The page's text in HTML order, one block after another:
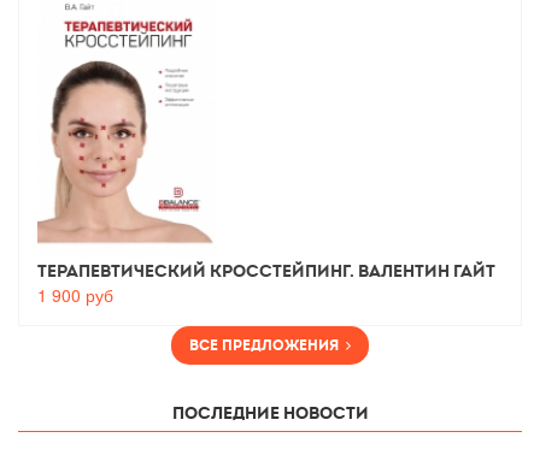
Терапевтический Кросстейпинг. Валентин Гайт
1 900 руб
Все предложения
Последние новости